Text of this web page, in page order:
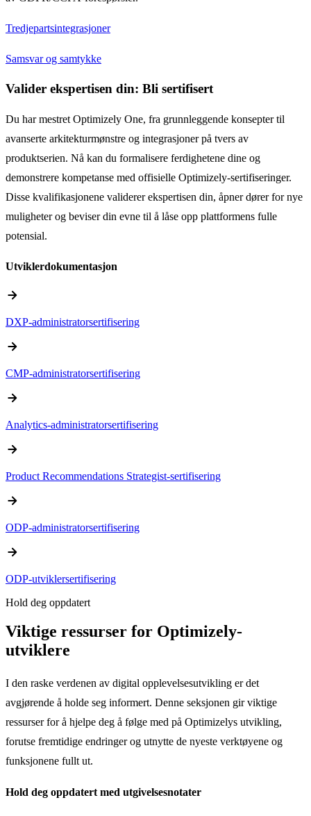
Tredjepartsintegrasjoner
Samsvar og samtykke
Valider ekspertisen din: Bli sertifisert
Du har mestret Optimizely One, fra grunnleggende konsepter til
avanserte arkitekturmønstre og integrasjoner på tvers av
produktserien. Nå kan du formalisere ferdighetene dine og
demonstrere kompetanse med offisielle Optimizely-sertifiseringer.
Disse kvalifikasjonene validerer ekspertisen din, åpner dører for nye
muligheter og beviser din evne til å låse opp plattformens fulle
potensial.
Utviklerdokumentasjon
arrow_forward
DXP-administratorsertifisering
arrow_forward
CMP-administratorsertifisering
arrow_forward
Analytics-administratorsertifisering
arrow_forward
Product Recommendations Strategist-sertifisering
arrow_forward
ODP-administratorsertifisering
arrow_forward
ODP-utviklersertifisering
Hold deg oppdatert
Viktige ressurser for Optimizely-
utviklere
I den raske verdenen av digital opplevelsesutvikling er det
avgjørende å holde seg informert. Denne seksjonen gir viktige
ressurser for å hjelpe deg å følge med på Optimizelys utvikling,
forutse fremtidige endringer og utnytte de nyeste verktøyene og
funksjonene fullt ut.
Hold deg oppdatert med utgivelsesnotater